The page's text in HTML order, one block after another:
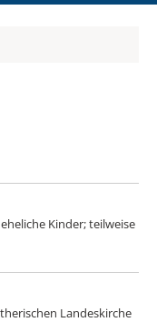
Kinder; teilweise
Landeskirche